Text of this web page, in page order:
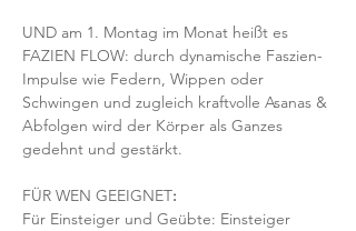
UND am 1. Montag im Monat heißt es
FAZIEN FLOW: durch dynamische Faszien-
Impulse wie Federn, Wippen oder
Schwingen und zugleich kraftvolle Asanas &
Abfolgen wird der Körper als Ganzes
gedehnt und gestärkt.
FÜR WEN GEEIGNET:
Für Einsteiger und Geübte: Einsteiger